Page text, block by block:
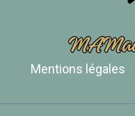
Mentions légales